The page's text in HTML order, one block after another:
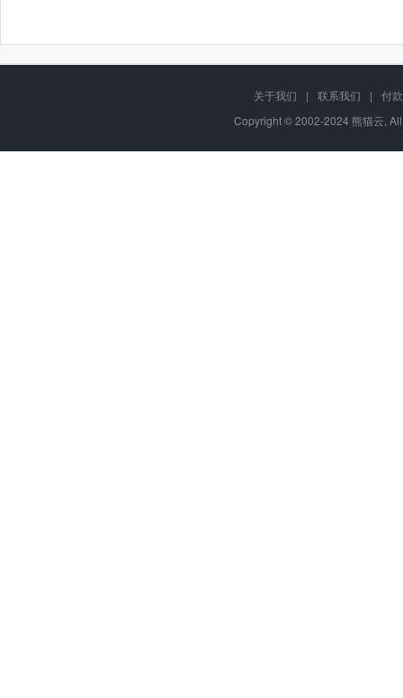
关于我们 | 联系我们 |
付
Copyright © 2002-2024 熊猫云,